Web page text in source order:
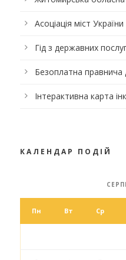
Асоціація міст України
Гід з державних
Безоплатна правнича
Інтерактивна карта
КАЛЕНДАР ПОДІЙ
Пн Вт Ср